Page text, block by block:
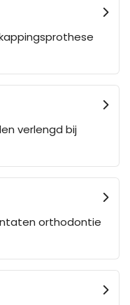
verlengd bij
orthodontie